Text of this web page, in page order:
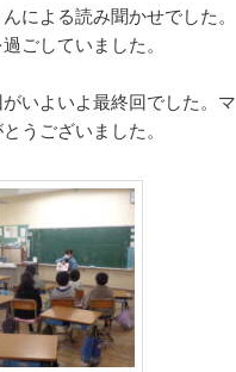
による読み聞かせでした。
ごしていました。
いよいよ最終回でした。マ
うございました。